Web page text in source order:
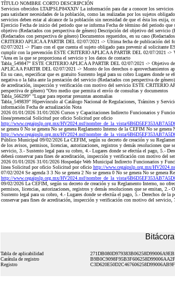
TÍTULO NOMBRE CORTO DESCRIPCIÓN
Servicios ofrecidos LTAIPSLP84XXIV La información para dar a conocer los
para satisfacer necesidades de la población, como las realizadas por los sujetos
servicios deben estar al alcance de la población sin necesidad de que el ésta los exija,
Ejercicio Fecha de inicio del periodo que se informa Fecha de término del periodo
objetivo (Redactados con perspectiva de género) Descripción del objetivo del servicio
(Redactados con perspectiva de género) Documentos requeridos, en su caso
CRITERIO APLICA A PARTIR DEL 02/07/2021 -> Última fecha de publicación del
02/07/2021 -> Plazo con el que cuenta el sujeto obligado para prevenir al solicitante
cumplir con la prevención ESTE CRITERIO APLICA A PARTIR DEL 02/07/2021 ->
"Área en la que se proporciona el servicio y los datos de contacto
Tabla_549847" ESTE CRITERIO APLICA A PARTIR DEL 02/07/2021 -> Objetivo
APLICA A PARTIR DEL 02/07/2021 -> Monto de los derechos o aprovechamientos
En su caso, especificar que es gratuito Sustento legal para su cobro Lugares donde
negativa o la falta ante la prestación del servicio (Redactados con perspectiva de
de acreditación, inspección y verificación con motivo del servicio ESTE CRITERIO
perspectiva de género) "Otro medio que permita el envío de consultas y documentos
Tabla_566299" "Lugar para reportar presuntas anomalias
Tabla_549839" Hipervínculo al Catálogo Nacional de Regulaciones, Trámites y
información Fecha de actualización Nota
2026 01/01/2026 31/01/2026 Cursos y Capacitaciones Indirecto Funcionarios y
línea/presencial Solicitud por oficio Solicitud por oficio
http://www.cegaipslp.org.mx/HV2024.nsf/nombre_de_la_vista/
se genera 0 No se genera No se genera Reglamento Interno de la CEFIM No se genera
http://www.cegaipslp.org.mx/HV2024.nsf/nombre_de_la_vista/
Público Municipal 09/02/2026 La CEFIM, según su decreto de creación y su
de los avisos, permisos, licencias, autorizaciones, registros y demás resoluciones que
servicio, 3.- Sustento legal para su cobro, 4.- Lugares donde se efectúa el pago, 5.-
deberá conservar para fines de acreditación, inspección y verificación con motivo del
2026 01/01/2026 31/01/2026 Hospedaje Web Municipal Indirecto Funcionarios y
linea Solicitud por oficio Solicitud por oficio http://www.cegaipslp.org.mx/
07/02/2024 Se agenda 3 3 No se genera 2 No se genera 0 No se genera No se genera
http://www.cegaipslp.org.mx/HV2024.nsf/nombre_de_la_vista/
09/02/2026 La CEFIM, según su decreto de creación y su Reglamento Interno, no
permisos, licencias, autorizaciones, registros y demás resoluciones que se emitan,
Sustento legal para su cobro, 4.- Lugares donde se efectúa el pago, 5.- Derechos de
conservar para fines de acreditación, inspección y verificación con motivo del
Tabla de aplicabilidad
Carátula de registro
Registro